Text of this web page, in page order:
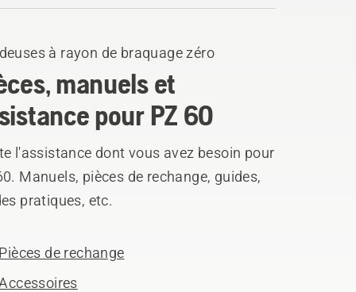
à rayon de braquage zéro
manuels et
pour PZ 60
l'assistance dont vous avez besoin pour
Manuels, pièces de rechange, guides,
pratiques, etc.
Pièces de rechange